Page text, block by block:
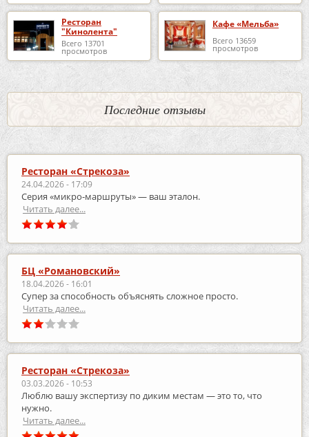
Ресторан
"Кинолента"
Всего 13701
просмотров
Кафе «Мельба»
Всего 13659
просмотров
Последние отзывы
Ресторан «Стрекоза»
24.04.2026 - 17:09
Серия «микро‑маршруты» — ваш эталон.
Читать далее...
БЦ «Романовский»
18.04.2026 - 16:01
Супер за способность объяснять сложное просто.
Читать далее...
Ресторан «Стрекоза»
03.03.2026 - 10:53
Люблю вашу экспертизу по диким местам — это то, что
нужно.
Читать далее...